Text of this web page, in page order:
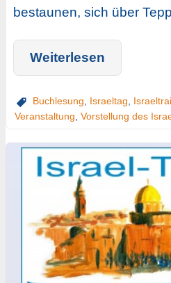
bestaunen, sich über
Weiterlesen
Buchlesung Israeltag
Veranstaltung Vorstellung des